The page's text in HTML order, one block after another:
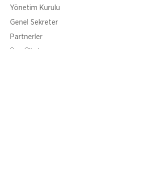
Yönetim Kurulu
Genel Sekreter
Partnerler